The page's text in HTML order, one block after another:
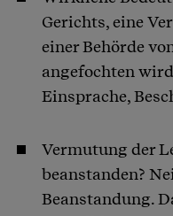
Gerichts, eine
einer Behörde
angefochten
Einsprache,
Vermutung der
beanstanden?
Beanstandung.